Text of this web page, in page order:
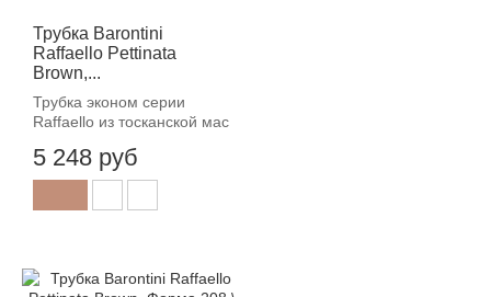
Трубка Barontini
Raffaello Pettinata
Brown,...
Трубка эконом серии
Raffaello из тосканской мас
5 248 руб